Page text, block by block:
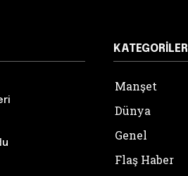
KATEGORILER
Manşet
Dünya
Genel
Flaş Haber